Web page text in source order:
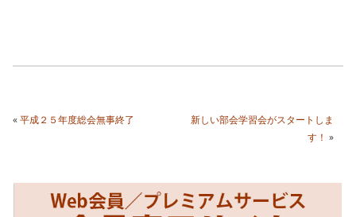
«平成２５年度総会無事終了
新しい部会学習会がスタートしま
す！ »